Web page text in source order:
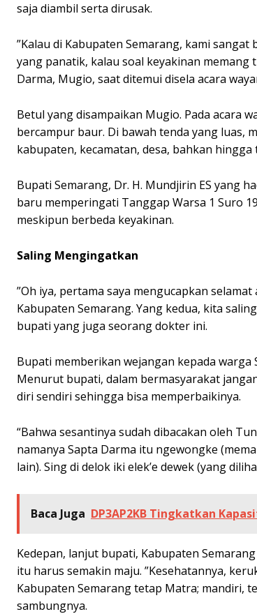
saja diambil serta dirusak.
”Kalau di Kabupaten Semarang, kami
yang panatik, kalau soal keyakinan memang
Darma, Mugio, saat ditemui disela acara
Betul yang disampaikan Mugio. Pada acara
bercampur baur. Di bawah tenda yang luas,
kabupaten, kecamatan, desa, bahkan
Bupati Semarang, Dr. H. Mundjirin ES yang
baru memperingati Tanggap Warsa 1 Suro
meskipun berbeda keyakinan.
Saling Mengingatkan
”Oh iya, pertama saya mengucapkan
Kabupaten Semarang. Yang kedua, kita
bupati yang juga seorang dokter ini.
Bupati memberikan wejangan kepada
Menurut bupati, dalam bermasyarakat
diri sendiri sehingga bisa memperbaikinya.
“Bahwa sesantinya sudah dibacakan oleh
namanya Sapta Darma itu ngewongke
lain). Sing di delok iki elek’e dewek (yang
Baca Juga DP3AP2KB Tingkatkan
Kedepan, lanjut bupati, Kabupaten
itu harus semakin maju. ”Kesehatannya,
Kabupaten Semarang tetap Matra; mandiri,
sambungnya.